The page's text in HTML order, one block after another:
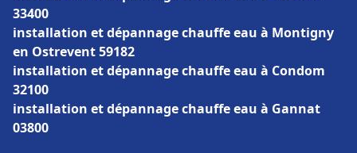
33400
installation et dépannage chauffe eau à Montigny
en Ostrevent 59182
installation et dépannage chauffe eau à Condom
32100
installation et dépannage chauffe eau à Gannat
03800